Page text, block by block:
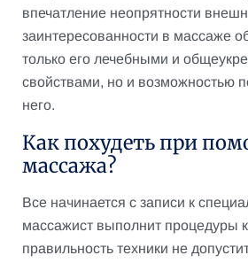
впечатление неопрятности
заинтересованности в массаже
только его лечебными и
свойствами, но и возможностью
него.
Как похудеть при
массажа?
Все начинается с записи к
массажист выполнит процедуры
правильность техники не